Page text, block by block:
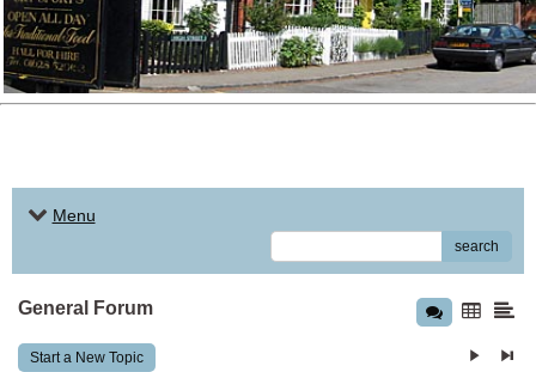
Menu
search
General Forum
Start a New Topic